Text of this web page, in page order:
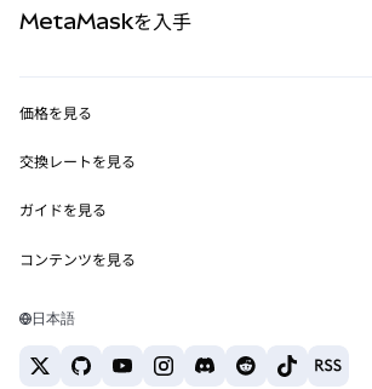
RWA
MetaMask Connect
Snaps
Web3サービス
MetaMaskを入手
セキュリティ
サポート
キャリア
お問い合わせ
価格を見る
イーサリアムの価格
Solanaの価格
Tetherの価格
交換レートを見る
ETH→USD
USDT→INR
BTC→INR
ETH→USDT
ガイドを見る
ETHの購入
USDTの購入
コンテンツを見る
Solanaウォレット
日本語